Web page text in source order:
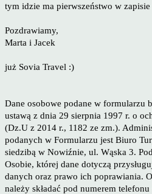
tym idzie ma pierwszeństwo w
Pozdrawiamy,
Marta i Jacek
już Sovia Travel :)
Dane osobowe podane w formularzu
ustawą z dnia 29 sierpnia 1997 r. o
(Dz.U z 2014 r., 1182 ze zm.).
podanych w Formularzu jest Biuro
siedzibą w Nowiźnie, ul. Wąska 3.
Osobie, której dane dotyczą
danych oraz prawo ich poprawiania.
należy składać pod numerem